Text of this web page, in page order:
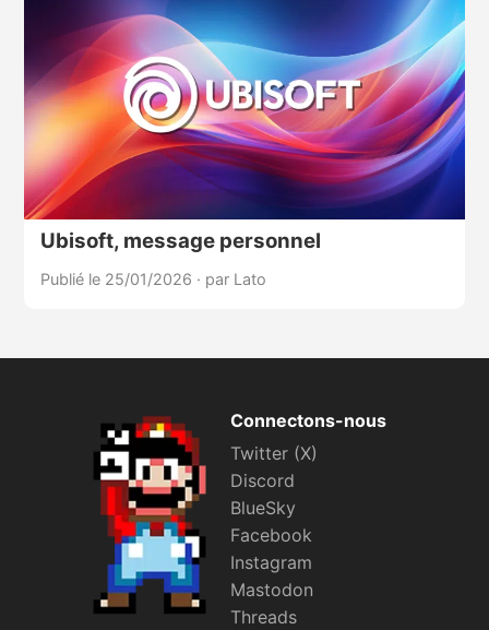
Ubisoft, message personnel
Publié le 25/01/2026 · par Lato
Connectons-nous
Twitter (X)
Discord
BlueSky
Facebook
Instagram
Mastodon
Threads